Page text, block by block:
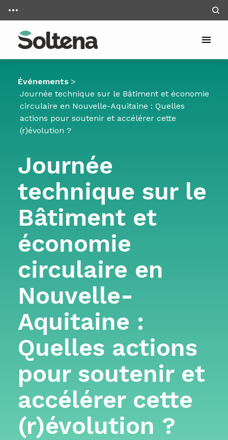
Événements >
Journée technique sur le Bâtiment et économie
circulaire en Nouvelle-Aquitaine : Quelles
actions pour soutenir et accélérer cette
(r)évolution ?
Journée
technique sur le
Bâtiment et
économie
circulaire en
Nouvelle-
Aquitaine :
Quelles actions
pour soutenir et
accélérer cette
(r)évolution ?